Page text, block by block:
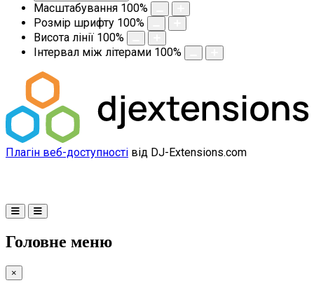
Масштабування 100%
Розмір шрифту 100%
Висота лінії 100%
Інтервал між літерами 100%
Плагін веб-доступності від DJ-Extensions.com
Головне меню
×